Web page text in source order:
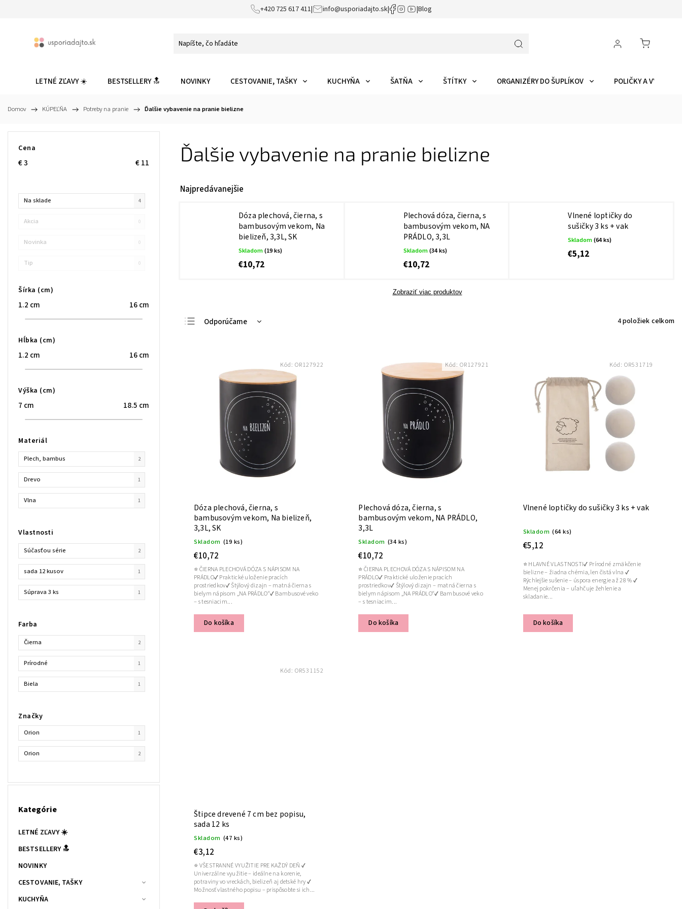
+420 725 617 411| info@usporiadajto.sk| |Blog
LETNÉ ZĽAVY ☀️ BESTSELLERY 🔝 NOVINKY CESTOVANIE, TAŠKY KUCHYŇA ŠATŇA ŠTÍTKY ORGANIZÉRY DO ŠUPLÍKOV POLIČKY A
Domov / KÚPEĽŇA / Potreby na pranie / Ďalšie vybavenie na pranie bielizne
Cena
€3 €11
Na sklade 4
Akcia 0
Novinka 0
Tip 0
Značky
Orion 1
Orion 2
Šírka (cm)
1.2 cm 16cm
Hĺbka (cm)
1.2 cm 16cm
Výška (cm)
7 cm 18.5 cm
Materiál
Plech, bambus 2
Drevo 1
Vlna 1
Vlastnosti
Súčasťou série 2
sada 12 kusov 1
Súprava 3 ks 1
Farba
Čierna 2
Prírodné 1
Biela 1
Kategórie
LETNÉ ZĽAVY ☀️
BESTSELLERY 🔝
NOVINKY
CESTOVANIE, TAŠKY
KUCHYŇA
Ďalšie vybavenie na pranie bielizne
Najpredávanejšie
Dóza plechová, čierna, s
bambusovým vekom, Na
bielizeň, 3,3L, SK
Skladom(19 ks)
€10,72
Plechová dóza, čierna, s
bambusovým vekom, NA
PRÁDLO, 3,3L
Skladom(34 ks)
€10,72
Vlnené loptičky do
sušičky 3 ks + vak
Skladom(64 ks)
€5,12
Zobraziť viac produktov
Odporúčame
Najpredávanejšie
Abecedne
4položiek celkom
Dóza plechová, čierna, s
bambusovým vekom, Na bielizeň,
3,3L, SK
Skladom (19 ks)
€10,72
Do košíka
⭐ ČIERNA PLECHOVÁ DÓZA S NÁPISOM NA
PRÁDLO✔ Praktické uloženie pracích
prostriedkov✔ Štýlový dizajn – matná čierna s
bielym nápisom „NA PRÁDLO“✔ Bambusové veko
– s tesniacim...
Kód:OR127922
Plechová dóza, čierna, s
bambusovým vekom, NA PRÁDLO,
3,3L
Skladom (34 ks)
€10,72
Do košíka
⭐ ČIERNA PLECHOVÁ DÓZA S NÁPISOM NA
PRÁDLO✔ Praktické uloženie pracích
prostriedkov✔ Štýlový dizajn – matná čierna s
bielym nápisom „NA PRÁDLO“✔ Bambusové veko
– s tesniacim...
Kód: OR127921
Vlnené loptičky do sušičky 3 ks + vak
Skladom (64 ks)
€5,12
Do košíka
⭐ HLAVNÉ VLASTNOSTI✔ Prírodné zmäkčenie
bielizne – žiadna chémia, len čistá vlna ✔
Rýchlejšie sušenie – úspora energie až 28 % ✔
Menej pokrčenia – uľahčuje žehlenie a
skladanie...
Kód: OR531719
Štipce drevené 7 cm bez popisu,
sada 12 ks
Skladom (47 ks)
€3,12
⭐ VŠESTRANNÉ VYUŽITIE PRE KAŽDÝ DEŇ ✔
Univerzálne využitie – ideálne na korenie,
potraviny vo vreckách, bielizeň aj detské hry ✔
Možnosť vlastného popisu – prispôsobte si ich...
Kód:OR531152